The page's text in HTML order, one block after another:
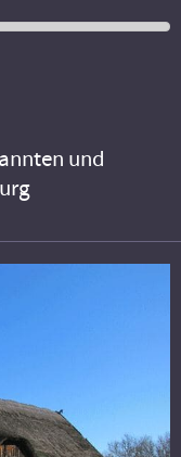
und